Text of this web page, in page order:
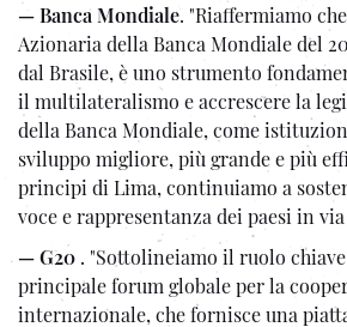
— Banca Mondiale. "Riaffermiamo
Azionaria della Banca Mondiale del
dal Brasile, è uno strumento
il multilateralismo e accrescere la
della Banca Mondiale, come
sviluppo migliore, più grande e più
principi di Lima, continuiamo a
voce e rappresentanza dei paesi in
— G20 . "Sottolineiamo il ruolo
principale forum globale per la
internazionale, che fornisce una